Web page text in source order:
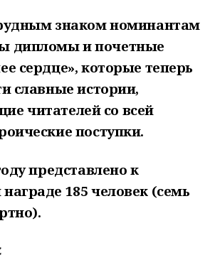
знаком номинантам
дипломы и почетные
сердце», которые теперь
славные истории,
читателей со всей
поступки.
представлено к
185 человек (семь